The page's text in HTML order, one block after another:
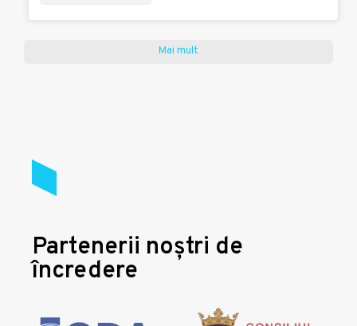
Mai mult
Partenerii noștri de
încredere